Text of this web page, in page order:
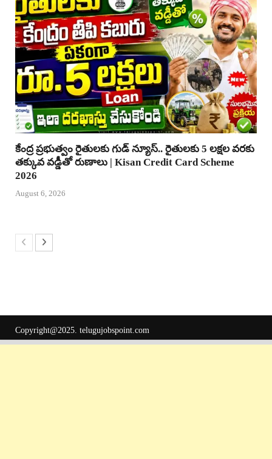
కేంద్ర ప్రభుత్వం రైతులకు గుడ్ న్యూస్.. రైతులకు 5 లక్షల వరకు
తక్కువ వడ్డీతో రుణాలు | Kisan Credit Card Scheme
2026
August 6, 2026
Copyright@2025. telugujobspoint.com